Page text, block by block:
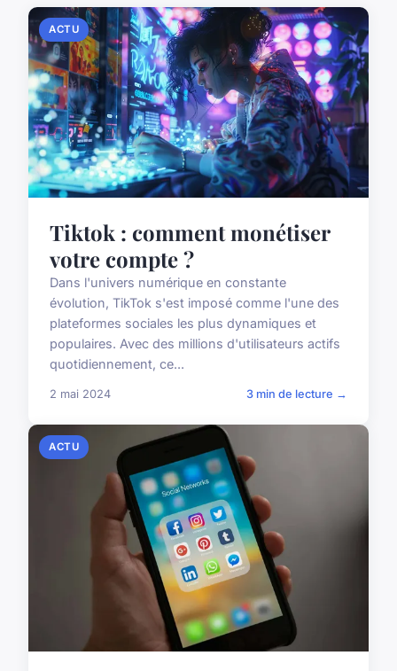
ACTU
Tiktok : comment monétiser
votre compte ?
Dans l'univers numérique en constante
évolution, TikTok s'est imposé comme l'une des
plateformes sociales les plus dynamiques et
populaires. Avec des millions d'utilisateurs actifs
quotidiennement, ce...
2 mai 2024 3 min de lecture →
ACTU